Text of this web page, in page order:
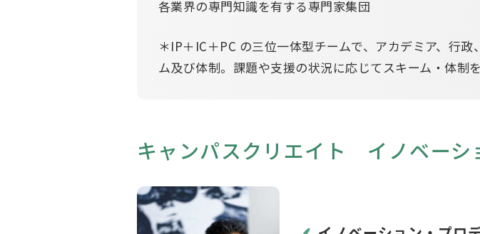
各業界の専門知識を有する専門家集団
＊IP＋IC＋PC の三位一体型チームで、アカデミア、行
ム及び体制。課題や支援の状況に応じてスキーム・体制
キャンパスクリエイト イノベーシ